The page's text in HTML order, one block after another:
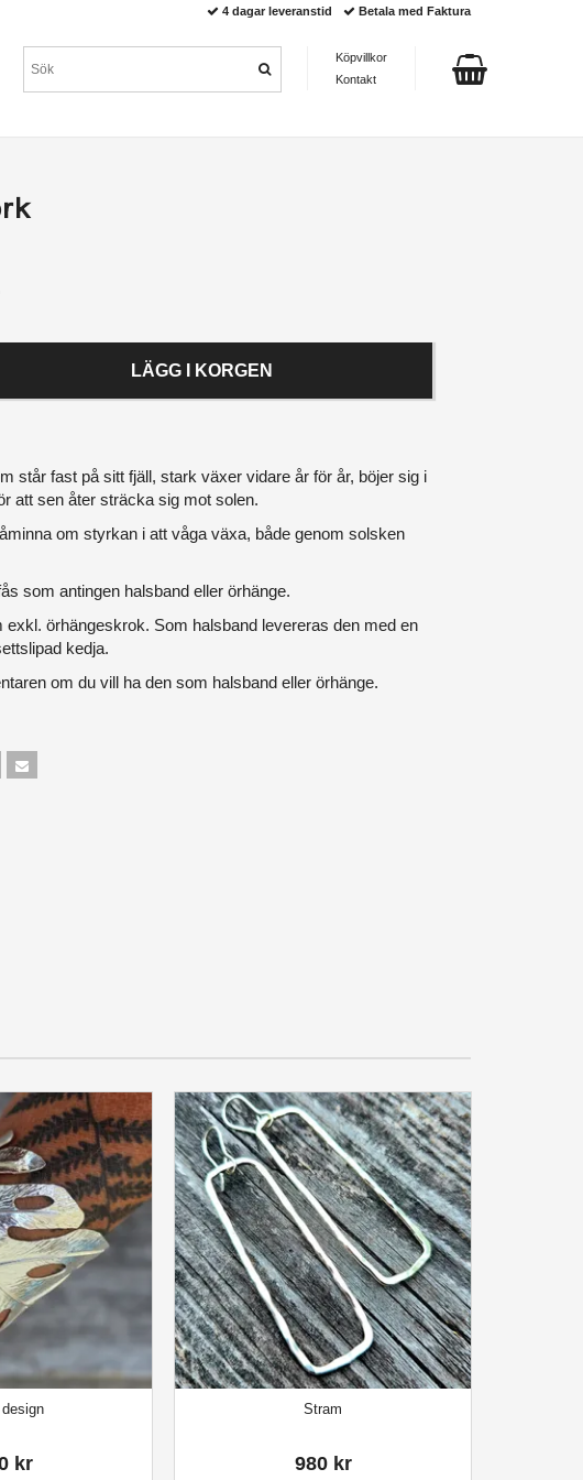
LÄGG I KORGEN
står fast på sitt fjäll, stark växer vidare år för år, böjer sig i
att sen åter sträcka sig mot solen.
om styrkan i att våga växa, både genom solsken
som antingen halsband eller örhänge.
exkl. örhängeskrok. Som halsband levereras den med en
kedja.
om du vill ha den som halsband eller örhänge.
kr
Stram
980 kr
4 dagar leveranstid Betala med Faktura
Köpvillkor
Kontakt